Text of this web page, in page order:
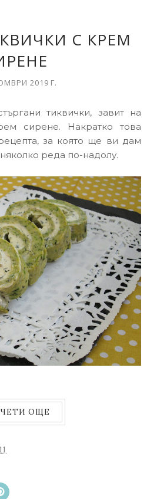
С КРЕМ
2019 Г.
тиквички, завит на
сирене. Накратко това
за която ще ви дам
реда по-надолу.
ОЩЕ